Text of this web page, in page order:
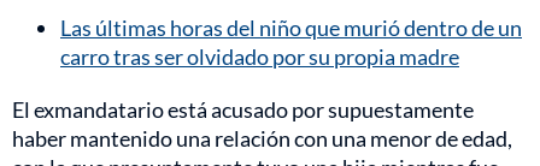
Las últimas horas del niño que murió dentro de un
carro tras ser olvidado por su propia madre
El exmandatario está acusado por supuestamente
haber mantenido una relación con una menor de edad,